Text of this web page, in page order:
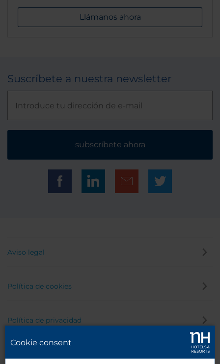
Llámanos ahora
Suscríbete a nuestra newsletter
subscríbete ahora
Aviso legal
Política de cookies
Política de privacidad
Cookie consent